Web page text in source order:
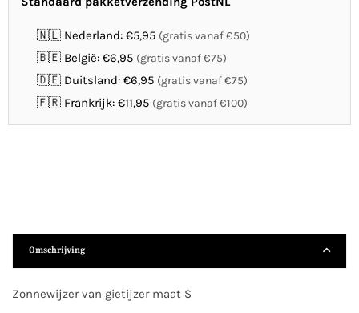
🇳🇱 Nederland: €5,95 (gratis vanaf €50)
🇧🇪 België: €6,95 (gratis vanaf €75)
🇩🇪 Duitsland: €6,95 (gratis vanaf €75)
🇫🇷 Frankrijk: €11,95 (gratis vanaf €100)
Omschrijving
Zonnewijzer van gietijzer maat S